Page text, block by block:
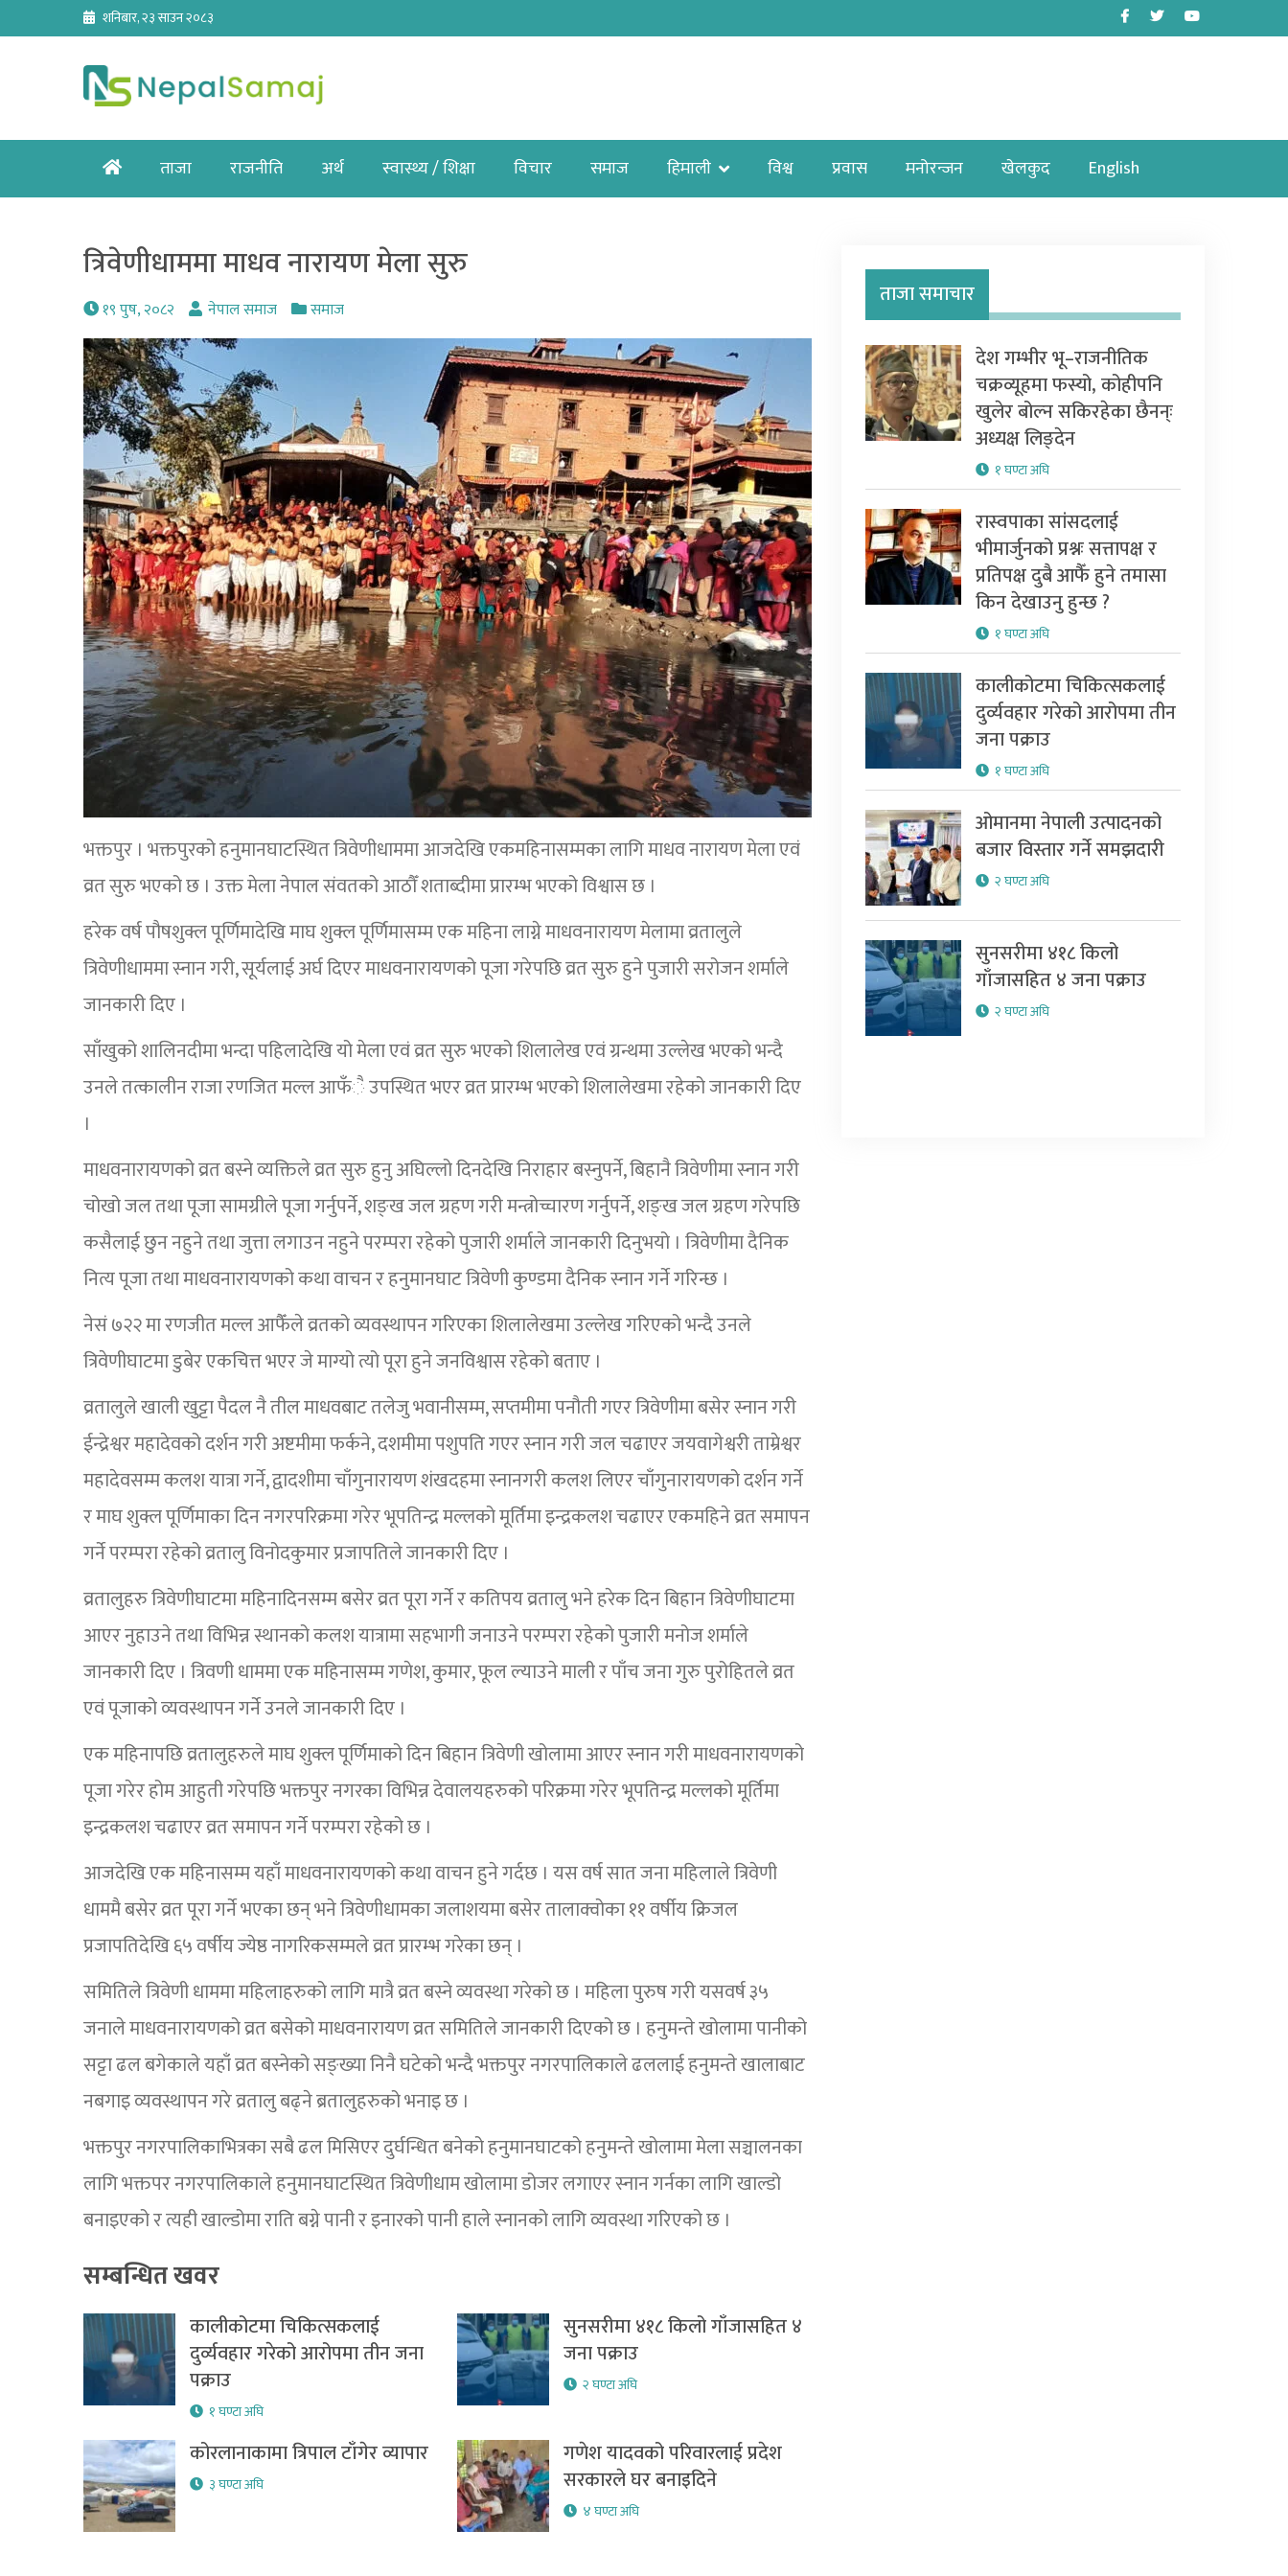
content
शनिबार, २३ साउन २०८३ Facebook
TwitterYoutube
Homeताजा राजनीति अर्थ स्वास्थ्य / शिक्षा विचार समाज हिमाली विश्व प्रवास मनोरन्जन खेलकुद English
त्रिवेणीधाममा माधव नारायण मेला सुरु
१९ पुष, २०८२ नेपाल समाज समाज
भक्तपुर । भक्तपुरको हनुमानघाटस्थित त्रिवेणीधाममा आजदेखि एकमहिनासम्मका लागि माधव नारायण मेला एवं
व्रत सुरु भएको छ । उक्त मेला नेपाल संवतको आठौँ शताब्दीमा प्रारम्भ भएको विश्वास छ ।
हरेक वर्ष पौषशुक्ल पूर्णिमादेखि माघ शुक्ल पूर्णिमासम्म एक महिना लाग्ने माधवनारायण मेलामा व्रतालुले
त्रिवेणीधाममा स्नान गरी, सूर्यलाई अर्घ दिएर माधवनारायणको पूजा गरेपछि व्रत सुरु हुने पुजारी सरोजन शर्माले
जानकारी दिए ।
साँखुको शालिनदीमा भन्दा पहिलादेखि यो मेला एवं व्रत सुरु भएको शिलालेख एवं ग्रन्थमा उल्लेख भएको भन्दै
उनले तत्कालीन राजा रणजित मल्ल आफँै उपस्थित भएर व्रत प्रारम्भ भएको शिलालेखमा रहेको जानकारी दिए
।
माधवनारायणको व्रत बस्ने व्यक्तिले व्रत सुरु हुनु अघिल्लो दिनदेखि निराहार बस्नुपर्ने, बिहानै त्रिवेणीमा स्नान गरी
चोखो जल तथा पूजा सामग्रीले पूजा गर्नुपर्ने, शङ्ख जल ग्रहण गरी मन्त्रोच्चारण गर्नुपर्ने, शङ्ख जल ग्रहण गरेपछि
कसैलाई छुन नहुने तथा जुत्ता लगाउन नहुने परम्परा रहेको पुजारी शर्माले जानकारी दिनुभयो । त्रिवेणीमा दैनिक
नित्य पूजा तथा माधवनारायणको कथा वाचन र हनुमानघाट त्रिवेणी कुण्डमा दैनिक स्नान गर्ने गरिन्छ ।
नेसं ७२२ मा रणजीत मल्ल आफैँले व्रतको व्यवस्थापन गरिएका शिलालेखमा उल्लेख गरिएको भन्दै उनले
त्रिवेणीघाटमा डुबेर एकचित्त भएर जे माग्यो त्यो पूरा हुने जनविश्वास रहेको बताए ।
व्रतालुले खाली खुट्टा पैदल नै तील माधवबाट तलेजु भवानीसम्म, सप्तमीमा पनौती गएर त्रिवेणीमा बसेर स्नान गरी
ईन्द्रेश्वर महादेवको दर्शन गरी अष्टमीमा फर्कने, दशमीमा पशुपति गएर स्नान गरी जल चढाएर जयवागेश्वरी ताम्रेश्वर
महादेवसम्म कलश यात्रा गर्ने, द्वादशीमा चाँगुनारायण शंखदहमा स्नानगरी कलश लिएर चाँगुनारायणको दर्शन गर्ने
र माघ शुक्ल पूर्णिमाका दिन नगरपरिक्रमा गरेर भूपतिन्द्र मल्लको मूर्तिमा इन्द्रकलश चढाएर एकमहिने व्रत समापन
गर्ने परम्परा रहेको व्रतालु विनोदकुमार प्रजापतिले जानकारी दिए ।
व्रतालुहरु त्रिवेणीघाटमा महिनादिनसम्म बसेर व्रत पूरा गर्ने र कतिपय व्रतालु भने हरेक दिन बिहान त्रिवेणीघाटमा
आएर नुहाउने तथा विभिन्न स्थानको कलश यात्रामा सहभागी जनाउने परम्परा रहेको पुजारी मनोज शर्माले
जानकारी दिए । त्रिवणी धाममा एक महिनासम्म गणेश, कुमार, फूल ल्याउने माली र पाँच जना गुरु पुरोहितले व्रत
एवं पूजाको व्यवस्थापन गर्ने उनले जानकारी दिए ।
एक महिनापछि व्रतालुहरुले माघ शुक्ल पूर्णिमाको दिन बिहान त्रिवेणी खोलामा आएर स्नान गरी माधवनारायणको
पूजा गरेर होम आहुती गरेपछि भक्तपुर नगरका विभिन्न देवालयहरुको परिक्रमा गरेर भूपतिन्द्र मल्लको मूर्तिमा
इन्द्रकलश चढाएर व्रत समापन गर्ने परम्परा रहेको छ ।
आजदेखि एक महिनासम्म यहाँ माधवनारायणको कथा वाचन हुने गर्दछ । यस वर्ष सात जना महिलाले त्रिवेणी
धाममै बसेर व्रत पूरा गर्ने भएका छन् भने त्रिवेणीधामका जलाशयमा बसेर तालाक्वोका ११ वर्षीय क्रिजल
प्रजापतिदेखि ६५ वर्षीय ज्येष्ठ नागरिकसम्मले व्रत प्रारम्भ गरेका छन् ।
समितिले त्रिवेणी धाममा महिलाहरुको लागि मात्रै व्रत बस्ने व्यवस्था गरेको छ । महिला पुरुष गरी यसवर्ष ३५
जनाले माधवनारायणको व्रत बसेको माधवनारायण व्रत समितिले जानकारी दिएको छ । हनुमन्ते खोलामा पानीको
सट्टा ढल बगेकाले यहाँ व्रत बस्नेको सङ्ख्या निनै घटेको भन्दै भक्तपुर नगरपालिकाले ढललाई हनुमन्ते खालाबाट
नबगाइ व्यवस्थापन गरे व्रतालु बढ्ने ब्रतालुहरुको भनाइ छ ।
भक्तपुर नगरपालिकाभित्रका सबै ढल मिसिएर दुर्घन्धित बनेको हनुमानघाटको हनुमन्ते खोलामा मेला सञ्चालनका
लागि भक्तपर नगरपालिकाले हनुमानघाटस्थित त्रिवेणीधाम खोलामा डोजर लगाएर स्नान गर्नका लागि खाल्डो
बनाइएको र त्यही खाल्डोमा राति बग्ने पानी र इनारको पानी हाले स्नानको लागि व्यवस्था गरिएको छ ।
सम्बन्धित खवर
कालीकोटमा चिकित्सकलाई
दुर्व्यवहार गरेको आरोपमा तीन जना
पक्राउ
१ घण्टा अघि
सुनसरीमा ४१८ किलो गाँजासहित ४
जना पक्राउ
२ घण्टा अघि
कोरलानाकामा त्रिपाल टाँगेर व्यापार
३ घण्टा अघि
गणेश यादवको परिवारलाई प्रदेश
सरकारले घर बनाइदिने
४ घण्टा अघि
ताजा समाचार
देश गम्भीर भू–राजनीतिक
चक्रव्यूहमा फस्यो, कोहीपनि
खुलेर बोल्न सकिरहेका छैनन्ः
अध्यक्ष लिङ्देन
१ घण्टा अघि
रास्वपाका सांसदलाई
भीमार्जुनको प्रश्नः सत्तापक्ष र
प्रतिपक्ष दुबै आफैँ हुने तमासा
किन देखाउनु हुन्छ ?
१ घण्टा अघि
कालीकोटमा चिकित्सकलाई
दुर्व्यवहार गरेको आरोपमा तीन
जना पक्राउ
१ घण्टा अघि
ओमानमा नेपाली उत्पादनको
बजार विस्तार गर्ने समझदारी
२ घण्टा अघि
सुनसरीमा ४१८ किलो
गाँजासहित ४ जना पक्राउ
२ घण्टा अघि